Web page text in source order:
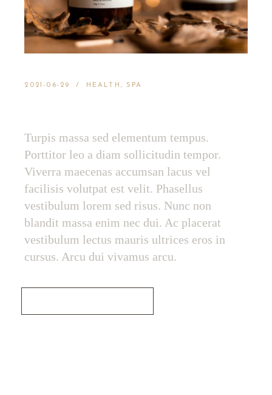
2021-06-29 HEALTH SPA
Turpis massa sed elementum tempus.
Porttitor leo a diam sollicitudin tempor.
Viverra maecenas accumsan lacus vel
facilisis volutpat est velit. Phasellus
vestibulum lorem sed risus. Nunc non
blandit massa enim nec dui. Ac placerat
vestibulum lectus mauris ultrices eros in
cursus. Arcu dui vivamus arcu.